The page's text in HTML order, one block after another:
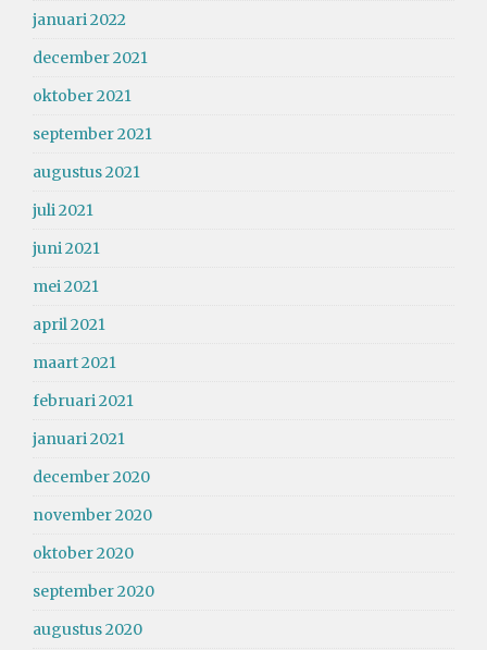
januari 2022
december 2021
oktober 2021
september 2021
augustus 2021
juli 2021
juni 2021
mei 2021
april 2021
maart 2021
februari 2021
januari 2021
december 2020
november 2020
oktober 2020
september 2020
augustus 2020